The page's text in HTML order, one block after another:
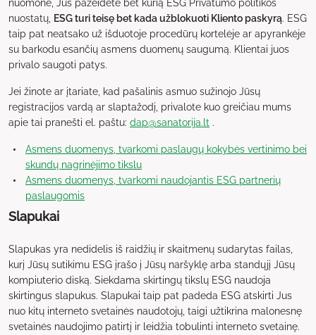
nuomone, Jūs pažeidėte bet kurią ESG Privatumo politikos
nuostatų, ESG turi teisę bet kada užblokuoti Kliento paskyrą. ESG
taip pat neatsako už išduotoje procedūrų kortelėje ar apyrankėje
su barkodu esančių asmens duomenų saugumą. Klientai juos
privalo saugoti patys.
Jei žinote ar įtariate, kad pašalinis asmuo sužinojo Jūsų
registracijos vardą ar slaptažodį, privalote kuo greičiau mums
apie tai pranešti el. paštu: dap@sanatorija.lt .
Asmens duomenys, tvarkomi paslaugų kokybės vertinimo bei
skundų nagrinėjimo tikslu
Asmens duomenys, tvarkomi naudojantis ESG partnerių
paslaugomis
Slapukai
Slapukas yra nedidelis iš raidžių ir skaitmenų sudarytas failas,
kurį Jūsų sutikimu ESG įrašo į Jūsų naršyklę arba standųjį Jūsų
kompiuterio diską. Siekdama skirtingų tikslų ESG naudoja
skirtingus slapukus. Slapukai taip pat padeda ESG atskirti Jus
nuo kitų interneto svetainės naudotojų, taigi užtikrina malonesnę
svetainės naudojimo patirtį ir leidžia tobulinti interneto svetainę.